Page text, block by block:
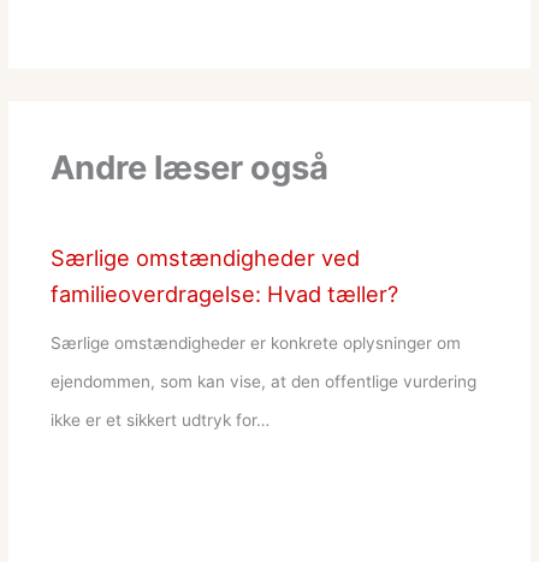
Andre læser også
Særlige omstændigheder ved
familieoverdragelse: Hvad tæller?
Særlige omstændigheder er konkrete oplysninger om
ejendommen, som kan vise, at den offentlige vurdering
ikke er et sikkert udtryk for…